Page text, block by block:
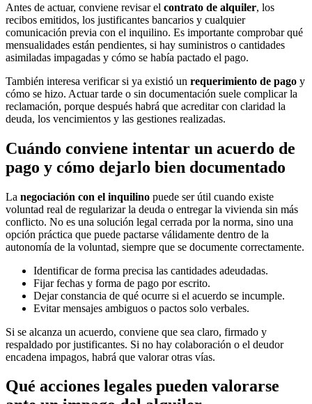
Antes de actuar, conviene revisar el contrato de alquiler, los
recibos emitidos, los justificantes bancarios y cualquier
comunicación previa con el inquilino. Es importante comprobar qué
mensualidades están pendientes, si hay suministros o cantidades
asimiladas impagadas y cómo se había pactado el pago.
También interesa verificar si ya existió un requerimiento de pago y
cómo se hizo. Actuar tarde o sin documentación suele complicar la
reclamación, porque después habrá que acreditar con claridad la
deuda, los vencimientos y las gestiones realizadas.
Cuándo conviene intentar un acuerdo de
pago y cómo dejarlo bien documentado
La negociación con el inquilino puede ser útil cuando existe
voluntad real de regularizar la deuda o entregar la vivienda sin más
conflicto. No es una solución legal cerrada por la norma, sino una
opción práctica que puede pactarse válidamente dentro de la
autonomía de la voluntad, siempre que se documente correctamente.
Identificar de forma precisa las cantidades adeudadas.
Fijar fechas y forma de pago por escrito.
Dejar constancia de qué ocurre si el acuerdo se incumple.
Evitar mensajes ambiguos o pactos solo verbales.
Si se alcanza un acuerdo, conviene que sea claro, firmado y
respaldado por justificantes. Si no hay colaboración o el deudor
encadena impagos, habrá que valorar otras vías.
Qué acciones legales pueden valorarse